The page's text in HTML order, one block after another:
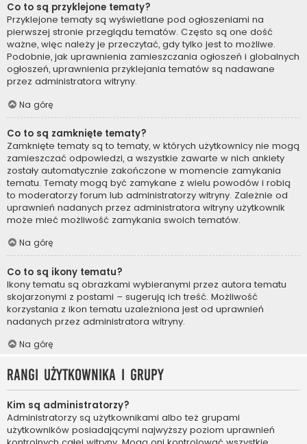
Co to są przyklejone tematy?
Przyklejone tematy są wyświetlane pod ogłoszeniami na
pierwszej stronie przeglądu tematów. Często są one dość
ważne, więc należy je przeczytać, gdy tylko jest to możliwe.
Podobnie, jak uprawnienia zamieszczania ogłoszeń i globalnych
ogłoszeń, uprawnienia przyklejania tematów są nadawane
przez administratora witryny.
Na górę
Co to są zamknięte tematy?
Zamknięte tematy są to tematy, w których użytkownicy nie mogą
zamieszczać odpowiedzi, a wszystkie zawarte w nich ankiety
zostały automatycznie zakończone w momencie zamykania
tematu. Tematy mogą być zamykane z wielu powodów i robią
to moderatorzy forum lub administratorzy witryny. Zależnie od
uprawnień nadanych przez administratora witryny użytkownik
może mieć możliwość zamykania swoich tematów.
Na górę
Co to są ikony tematu?
Ikony tematu są obrazkami wybieranymi przez autora tematu
skojarzonymi z postami – sugerują ich treść. Możliwość
korzystania z ikon tematu uzależniona jest od uprawnień
nadanych przez administratora witryny.
Na górę
Rangi użytkownika i grupy
Kim są administratorzy?
Administratorzy są użytkownikami albo też grupami
użytkowników posiadającymi najwyższy poziom uprawnień